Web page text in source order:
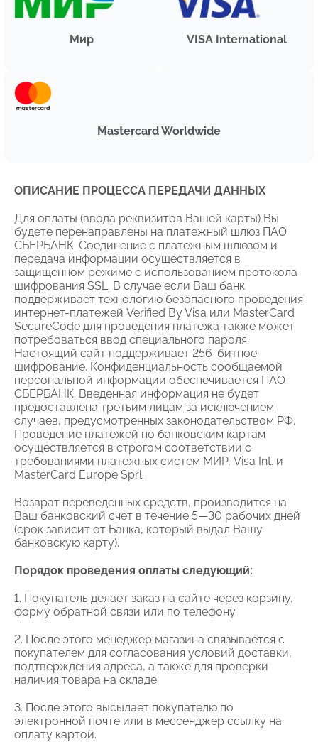
Мир VISA International
Mastercard Worldwide
ОПИСАНИЕ ПРОЦЕССА ПЕРЕДАЧИ ДАННЫХ
Для оплаты (ввода реквизитов Вашей карты) Вы
будете перенаправлены на платежный шлюз ПАО
СБЕРБАНК. Соединение с платежным шлюзом и
передача информации осуществляется в
защищенном режиме с использованием протокола
шифрования SSL. В случае если Ваш банк
поддерживает технологию безопасного проведения
интернет-платежей Verified By Visa или MasterCard
SecureCode для проведения платежа также может
потребоваться ввод специального пароля.
Настоящий сайт поддерживает 256-битное
шифрование. Конфиденциальность сообщаемой
персональной информации обеспечивается ПАО
СБЕРБАНК. Введенная информация не будет
предоставлена третьим лицам за исключением
случаев, предусмотренных законодательством РФ.
Проведение платежей по банковским картам
осуществляется в строгом соответствии с
требованиями платежных систем МИР, Visa Int. и
MasterCard Europe Sprl.
Возврат переведенных средств, производится на
Ваш банковский счет в течение 5—30 рабочих дней
(срок зависит от Банка, который выдал Вашу
банковскую карту).
Порядок проведения оплаты следующий:
1. Покупатель делает заказ на сайте через корзину,
форму обратной связи или по телефону.
2. После этого менеджер магазина связывается с
покупателем для согласования условий доставки,
подтверждения адреса, а также для проверки
наличия товара на складе.
3. После этого высылает покупателю по
электронной почте или в мессенджер ссылку на
оплату картой.